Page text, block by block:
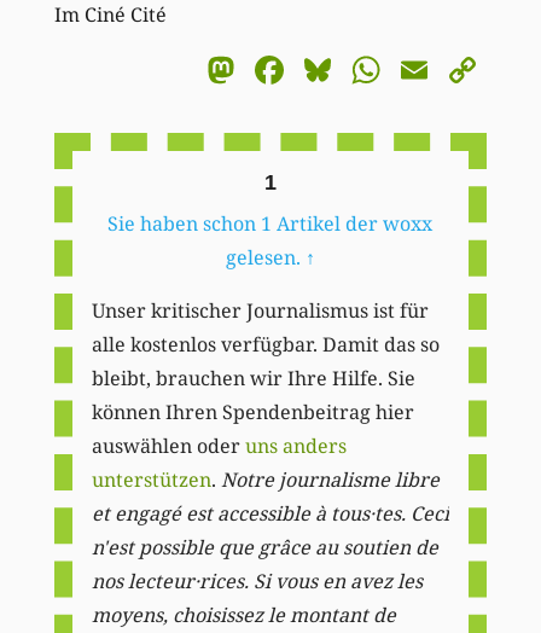
Im Ciné Cité
Mastodon
Facebook
BlueskyEmail
1
Sie haben schon 1 Artikel der woxx
gelesen. ↑
Unser kritischer Journalismus ist für
alle kostenlos verfügbar. Damit das so
bleibt, brauchen wir Ihre Hilfe. Sie
können Ihren Spendenbeitrag hier
auswählen oderuns anders
unterstützen. Notre journalisme libre
et engagé est accessible à tous·tes. Ceci
n'est possible que grâce au soutien de
nos lecteur·rices. Si vous en avez les
moyens, choisissez le montant de